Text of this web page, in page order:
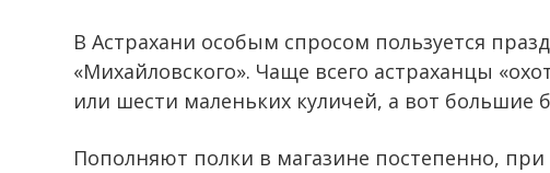
В Астрахани особым спросом пользуется
«Михайловского». Чаще всего астраханцы
или шести маленьких куличей, а вот большие
Пополняют полки в магазине постепенно,